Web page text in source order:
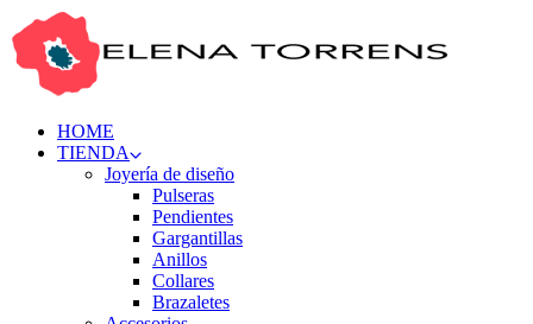
HOME
TIENDA
Joyería de diseño
Pulseras
Pendientes
Gargantillas
Anillos
Collares
Brazaletes